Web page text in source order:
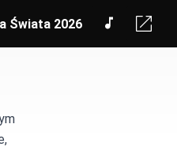
Świata 2026